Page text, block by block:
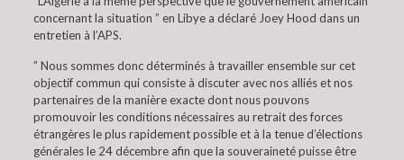
concernant la situation ” en Libye a déclaré Joey Hood dans un
entretien à l’APS.
” Nous sommes donc déterminés à travailler ensemble sur cet
objectif commun qui consiste à discuter avec nos alliés et nos
partenaires de la manière exacte dont nous pouvons
promouvoir les conditions nécessaires au retrait des forces
étrangères le plus rapidement possible et à la tenue d’élections
générales le 24 décembre afin que la souveraineté puisse être